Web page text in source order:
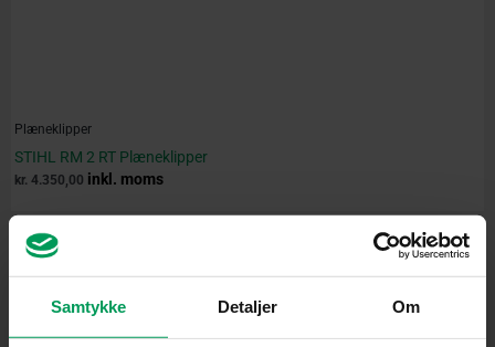
Samtykke Detaljer Om
Plæneklipper
STIHL RM 2 RT Plæneklipper
kr. 4.350,00 inkl. moms
price
kr. 5.899,00.
price
kr. 4.999,00.